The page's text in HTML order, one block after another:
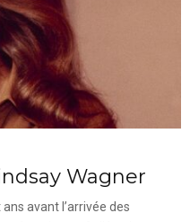
Wagner
avant l’arrivée des